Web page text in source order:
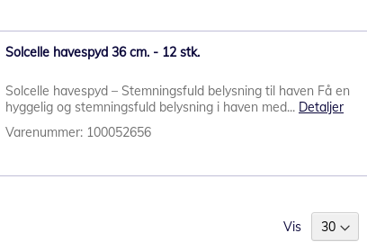
Solcelle havespyd 36 cm. - 12 stk.
Solcelle havespyd – Stemningsfuld belysning til haven Få en
hyggelig og stemningsfuld belysning i haven med... Detaljer
Varenummer: 100052656
Vis